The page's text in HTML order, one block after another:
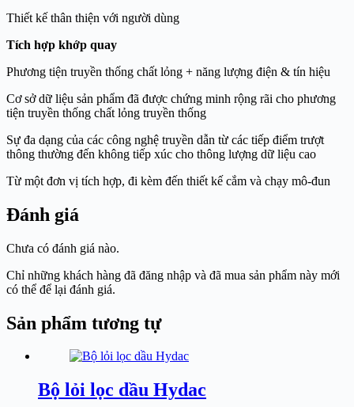
Thiết kế thân thiện với người dùng
Tích hợp khớp quay
Phương tiện truyền thống chất lỏng + năng lượng điện & tín hiệu
Cơ sở dữ liệu sản phẩm đã được chứng minh rộng rãi cho phương
tiện truyền thống chất lỏng truyền thống
Sự đa dạng của các công nghệ truyền dẫn từ các tiếp điểm trượt
thông thường đến không tiếp xúc cho thông lượng dữ liệu cao
Từ một đơn vị tích hợp, đi kèm đến thiết kế cắm và chạy mô-đun
Đánh giá
Chưa có đánh giá nào.
Chỉ những khách hàng đã đăng nhập và đã mua sản phẩm này mới
có thể để lại đánh giá.
Sản phẩm tương tự
Bộ lỏi lọc dầu Hydac